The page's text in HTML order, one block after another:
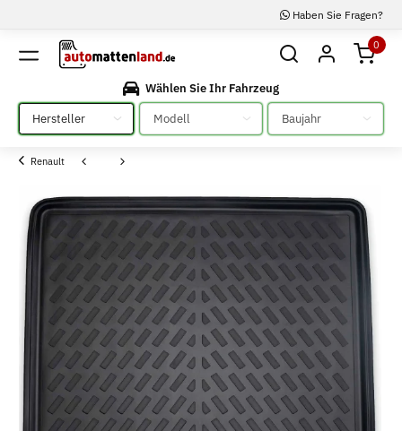
Haben Sie Fragen?
0
Wählen Sie Ihr Fahrzeug
Bitte auswählen
Bitte auswählen Bitte auswählen
Renault